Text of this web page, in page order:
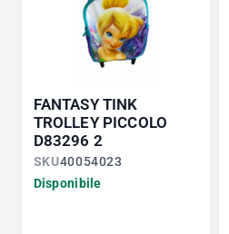
FANTASY TINK
TROLLEY PICCOLO
D83296 2
SKU40054023
Disponibile